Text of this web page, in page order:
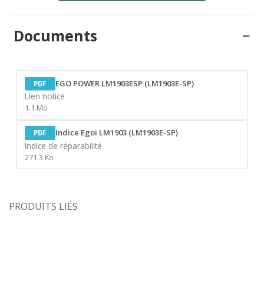
Documents
PDF EGO POWER LM1903ESP (LM1903E-SP)
Lien notice
1.1 Mo
PDF Indice Egoi LM1903 (LM1903E-SP)
Indice de réparabilité
271.3 Ko
PRODUITS LIÉS